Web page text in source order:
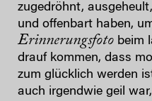
zugedröhnt,
und offenbart haben,
Erinnerungsfoto beim
drauf kommen, dass
zum glücklich werden
auch irgendwie geil